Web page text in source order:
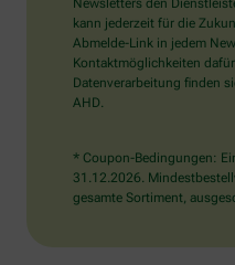
Tasse.
Newsletters den
kann jederzeit für die
Abmelde-Link in jedem
Kontaktmöglichkeiten
Datenverarbeitung finden
AHD.
* Coupon-Bedingungen:
31.12.2026.
gesamte Sortiment,